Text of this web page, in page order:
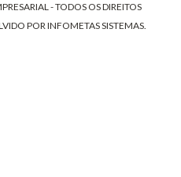
- TODOS OS DIREITOS
PORINFOMETAS SISTEMAS.